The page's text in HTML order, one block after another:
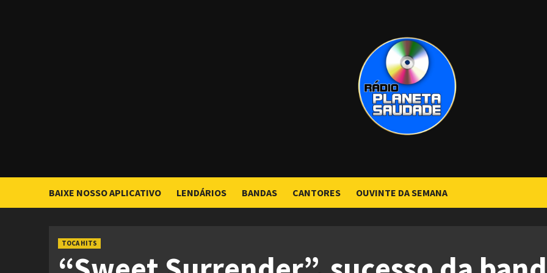
BAIXE NOSSO APLICATIVO LENDÁRIOS BANDAS CANTORES OUVINTE DA SEMANA
TOCA HITS